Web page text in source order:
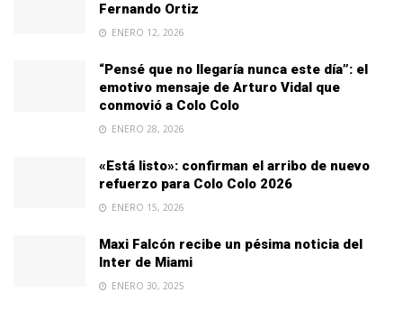
Fernando Ortiz
ENERO 12, 2026
“Pensé que no llegaría nunca este día”: el
emotivo mensaje de Arturo Vidal que
conmovió a Colo Colo
ENERO 28, 2026
«Está listo»: confirman el arribo de nuevo
refuerzo para Colo Colo 2026
ENERO 15, 2026
Maxi Falcón recibe un pésima noticia del
Inter de Miami
ENERO 30, 2025